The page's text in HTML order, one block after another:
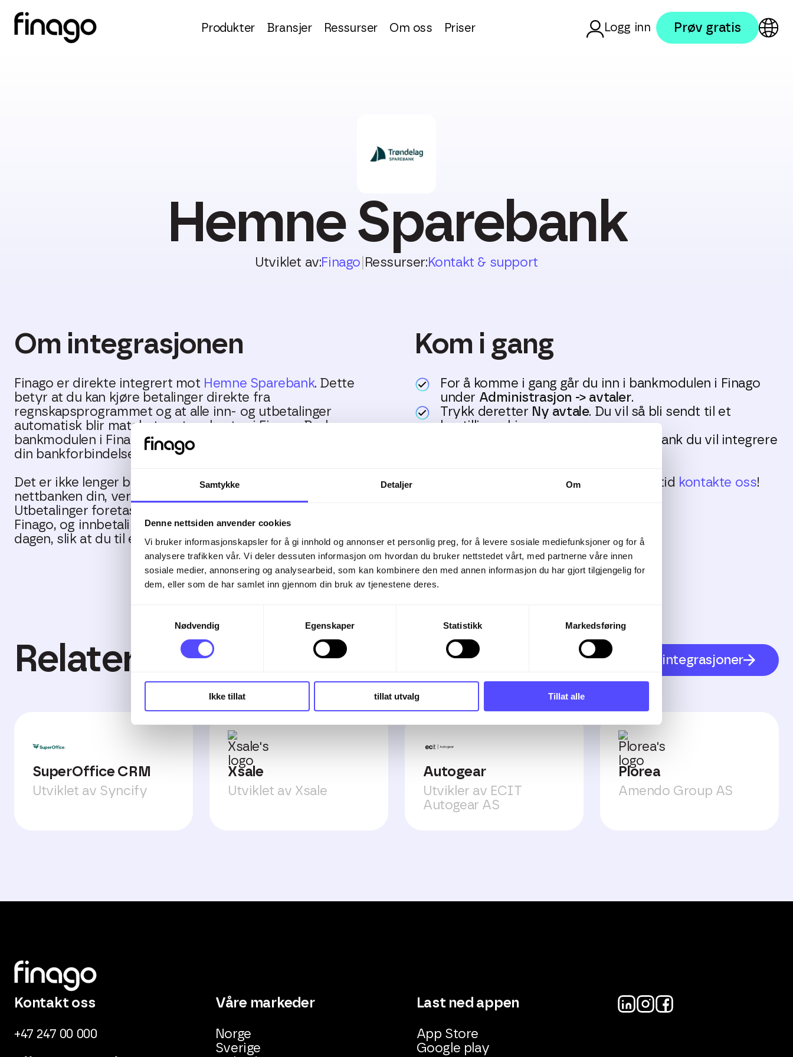
Samtykke Detaljer Om
Denne nettsiden anvender cookies
Vi bruker informasjonskapsler for å gi innhold og annonser et personlig preg, for å levere sosiale mediefunksjoner og for å
analysere trafikken vår. Vi deler dessuten informasjon om hvordan du bruker nettstedet vårt, med partnerne våre innen
sosiale medier, annonsering og analysearbeid, som kan kombinere den med annen informasjon du har gjort tilgjengelig for
dem, eller som de har samlet inn gjennom din bruk av tjenestene deres.
Nødvendig
Egenskaper Statistikk Markedsføring
Ikke tillat tillat utvalg Tillat alle
Produkter Bransjer Ressurser Om oss Priser Logg inn Prøv gratis
Hemne Sparebank
Utviklet av:Finago Ressurser:Kontakt & support
Om integrasjonen
Finago er direkte integrert mot Hemne Sparebank. Dette
betyr at du kan kjøre betalinger direkte fra
regnskapsprogrammet og at alle inn- og utbetalinger
automatisk blir matchet mot reskontro i Finago. Bruk
bankmodulen i Finago og utnytt effektiv samhandling med
din bankforbindelse.
Det er ikke lenger behov for å laste filer opp og ned i
nettbanken din, verken i forhold til inn- eller utbetalinger.
Utbetalinger foretas automatisk etter at du har godkjent de i
Finago, og innbetalinger hentes automatisk flere ganger om
dagen, slik at du til enhver tid har oppdatert reskontro.
Kom i gang
For å komme i gang går du inn i bankmodulen i Finago
under Administrasjon -> avtaler.
Trykk deretter Ny avtale. Du vil så bli sendt til et
bestillingsskjema.
I bestillingskjema velger du ønsket bank du vil integrere
Skulle du har spørsmål til dette kan du alltid kontakte oss!
Relaterte integrasjoner Se alle integrasjoner
SuperOffice CRM
Utviklet av Syncify
Xsale
Utviklet av Xsale
Autogear
Utvikler av ECIT
Autogear AS
Plorea
Amendo Group AS
Kontakt oss
+47 247 00 000
Våre markeder
Norge
Sverige
Last ned appen
App Store
Google play